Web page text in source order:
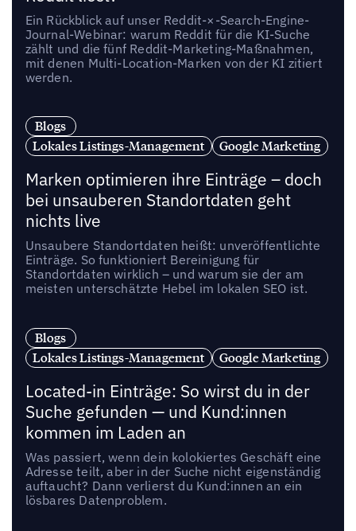
Ein Rückblick auf unser Reddit-×-Search-Engine-
Journal-Webinar: warum Reddit für die KI-Suche
zählt und die fünf Reddit-Marketing-Maßnahmen,
mit denen Multi-Location-Marken von der KI zitiert
werden.
Blogs
Lokales Listings-Management
Google Marketing
Marken optimieren ihre Einträge – doch
bei unsauberen Standortdaten geht
nichts live
Unsaubere Standortdaten heißt: unveröffentlichte
Einträge. So funktioniert Bereinigung für
Standortdaten wirklich – und warum sie der am
meisten unterschätzte Hebel im lokalen SEO ist.
Blogs
Lokales Listings-Management
Google Marketing
Located-in Einträge: So wirst du in der
Suche gefunden — und Kund:innen
kommen im Laden an
Was passiert, wenn dein kolokiertes Geschäft eine
Adresse teilt, aber in der Suche nicht eigenständig
auftaucht? Dann verlierst du Kund:innen an ein
lösbares Datenproblem.